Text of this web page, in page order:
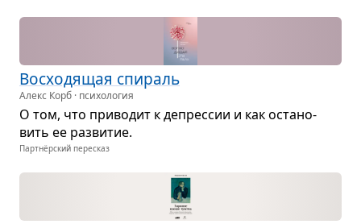
Вос­хо­дя­щая спи­раль
Алекс Корб · психология
О том, что при­во­дит к депрес­сии и как оста­но­
вить ее раз­ви­тие.
Партнёрский пересказ